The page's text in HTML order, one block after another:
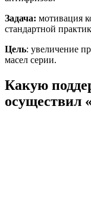
Задача: мотивация
стандартной
Цель: увеличение
масел серии.
Какую
осуществил